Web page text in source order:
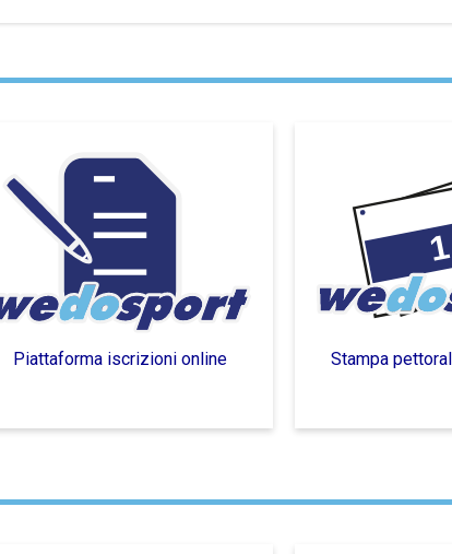
Piattaforma iscrizioni online Stampa